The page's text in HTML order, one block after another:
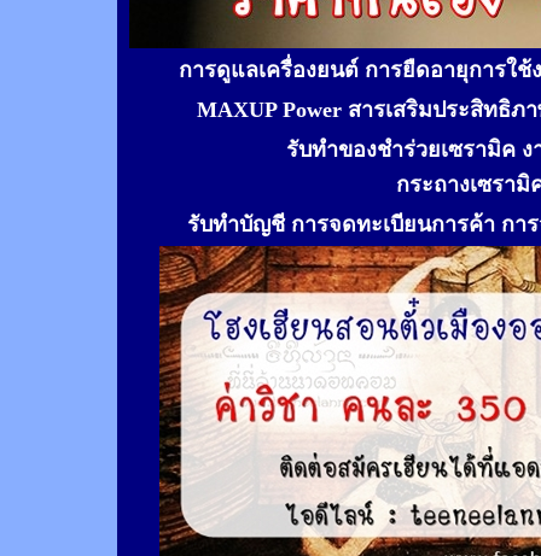
การดูแลเครื่องยนต์ การยืดอายุการใ
MAXUP Power สารเสริมประสิทธิ
รับทำของชำร่วยเซรามิค
กระถางเซรา
รับทำบัญชี การจดทะเบียนการค้า กา